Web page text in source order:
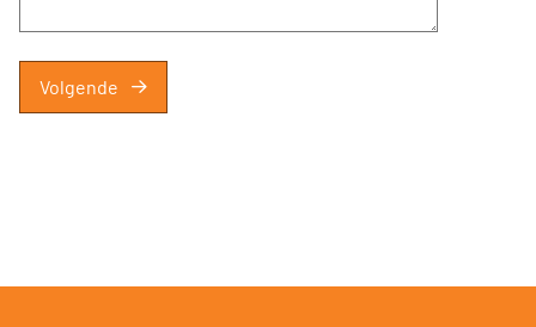
Volgende